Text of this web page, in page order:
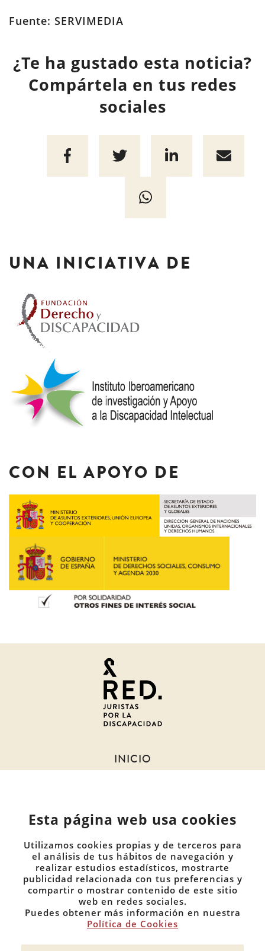
Fuente: SERVIMEDIA
¿Te ha gustado esta noticia?
Compártela en tus redes
sociales
UNA INICIATIVA DE
CON EL APOYO DE
discapacidad
INICIO
SOBRE NOSOTROS
MIEMBROS
DOCUMENTOS
COMUNIDADES
CONTACTO
PRIVACIDAD
COOKIES
Esta página web usa cookies
Utilizamos cookies propias y de terceros para
el análisis de tus hábitos de navegación y
realizar estudios estadísticos, mostrarte
publicidad relacionada con tus preferencias y
compartir o mostrar contenido de este sitio
web en redes sociales.
Puedes obtener más información en nuestra
Política de Cookies